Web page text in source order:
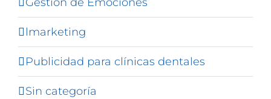
lmarketing
Publicidad para clínicas dentales
Sin categoría